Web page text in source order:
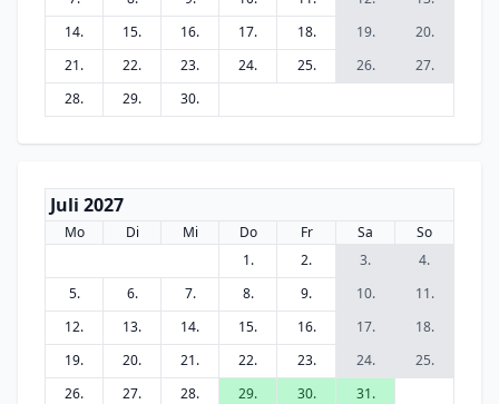
14.
15. 16. 17. 18. 19.
20.
21.
22. 23. 24. 25. 26.
27.
28.
29. 30.
Juli 2027
Mo Di Mi Do Fr Sa
So
1.
2. 3.
4.
5.
6. 7. 8. 9. 10.
11.
12.
13. 14. 15. 16. 17.
18.
19.
20. 21. 22. 23. 24.
25.
26.
27. 28. 29. 30. 31.